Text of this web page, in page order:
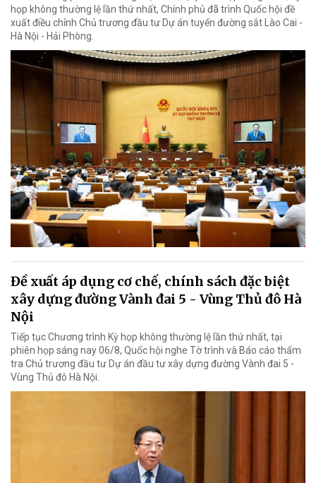
họp không thường lệ lần thứ nhất, Chính phủ đã trình Quốc hội đề
xuất điều chỉnh Chủ trương đầu tư Dự án tuyến đường sắt Lào Cai -
Hà Nội - Hải Phòng.
Đề xuất áp dụng cơ chế, chính sách đặc biệt
xây dựng đường Vành đai 5 - Vùng Thủ đô Hà
Nội
Tiếp tục Chương trình Kỳ họp không thường lệ lần thứ nhất, tại
phiên họp sáng nay 06/8, Quốc hội nghe Tờ trình và Báo cáo thẩm
tra Chủ trương đầu tư Dự án đầu tư xây dựng đường Vành đai 5 -
Vùng Thủ đô Hà Nội.